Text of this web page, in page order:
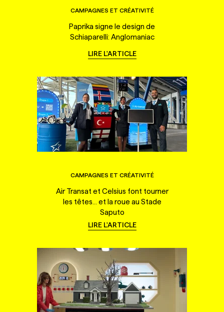
CAMPAGNES ET CRÉATIVITÉ
Paprika signe le design de
Schiaparelli: Anglomaniac
LIRE L'ARTICLE
CAMPAGNES ET CRÉATIVITÉ
Air Transat et Celsius font tourner
les têtes... et la roue au Stade
Saputo
LIRE L'ARTICLE